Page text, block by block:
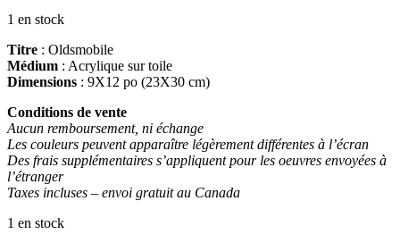
1 en stock
Titre : Oldsmobile
Médium : Acrylique sur toile
Dimensions : 9X12 po (23X30 cm)
Conditions de vente
Aucun remboursement, ni échange
Les couleurs peuvent apparaître légèrement différentes à l’écran
Des frais supplémentaires s’appliquent pour les oeuvres envoyées à
l’étranger
Taxes incluses – envoi gratuit au Canada
1 en stock